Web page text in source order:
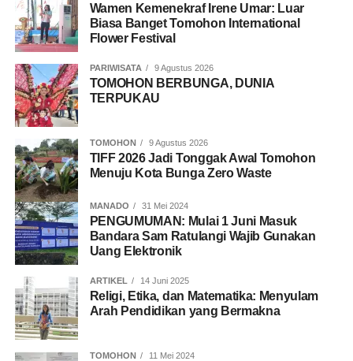
Wamen Kemenekraf Irene Umar: Luar
Biasa Banget Tomohon International
Flower Festival
PARIWISATA 9 Agustus 2026
TOMOHON BERBUNGA, DUNIA
TERPUKAU
TOMOHON 9 Agustus 2026
TIFF 2026 Jadi Tonggak Awal Tomohon
Menuju Kota Bunga Zero Waste
MANADO 31 Mei 2024
PENGUMUMAN: Mulai 1 Juni Masuk
Bandara Sam Ratulangi Wajib Gunakan
Uang Elektronik
ARTIKEL 14 Juni 2025
Religi, Etika, dan Matematika: Menyulam
Arah Pendidikan yang Bermakna
TOMOHON 11 Mei 2024